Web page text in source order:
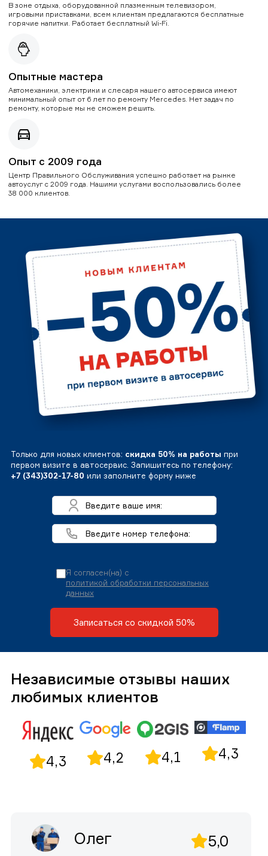
В зоне отдыха, оборудованной плазменным телевизором,
игровыми приставками, всем клиентам предлагаются бесплатные
горячие напитки. Работает бесплатный Wi-Fi.
Опытные мастера
Автомеханики, электрики и слесаря нашего автосервиса имеют
минимальный опыт от 6 лет по ремонту Mercedes. Нет задач по
ремонту, которые мы не сможем решить.
Опыт с 2009 года
Центр Правильного Обслуживания успешно работает на рынке
автоуслуг с 2009 года. Нашими услугами воспользовались более
38 000 клиентов.
Только для новых клиентов: скидка 50% на работы при
первом визите в автосервис. Запишитесь по телефону:
+7 (343)302-17-80 или заполните форму ниже
Я согласен(на) с
политикой обработки персональных
данных
Записаться со скидкой 50%
Независимые отзывы наших
любимых клиентов
4,3 4,2 4,1 4,3
Олег 5,0